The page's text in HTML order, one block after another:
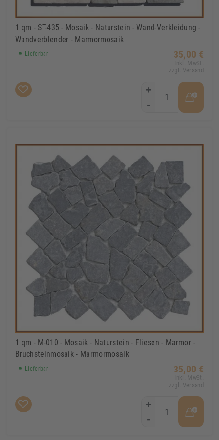
1 qm - ST-435 - Mosaik - Naturstein - Wand-Verkleidung -
Wandverblender - Marmormosaik
Lieferbar 35,00 €
Inkl. MwSt.
zzgl. Versand
+
-
1 qm - M-010 - Mosaik - Naturstein - Fliesen - Marmor -
Bruchsteinmosaik - Marmormosaik
Lieferbar 35,00 €
Inkl. MwSt.
zzgl. Versand
+
-